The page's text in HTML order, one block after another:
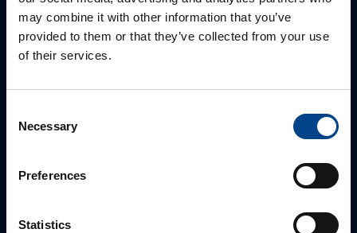
may combine it with other information that you’ve
provided to them or that they’ve collected from your use
of their services.
Selection
Necessary
Preferences
Statistics
ALUEMYYNTIPÄÄLLIKKÖ, LÄNSI-SUOMI
jussi.pernaa@utu.eu